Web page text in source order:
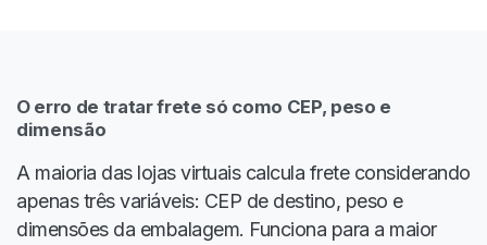
O erro de tratar frete só como CEP, peso e
dimensão
A maioria das lojas virtuais calcula frete considerando
apenas três variáveis: CEP de destino, peso e
dimensões da embalagem. Funciona para a maior